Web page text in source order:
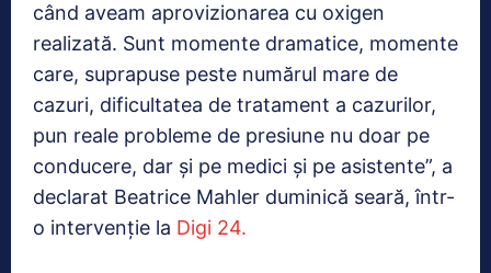
când aveam aprovizionarea cu oxigen
realizată. Sunt momente dramatice, momente
care, suprapuse peste numărul mare de
cazuri, dificultatea de tratament a cazurilor,
pun reale probleme de presiune nu doar pe
conducere, dar şi pe medici şi pe asistente”, a
declarat Beatrice Mahler duminică seară, într-
o intervenţie la Digi 24.